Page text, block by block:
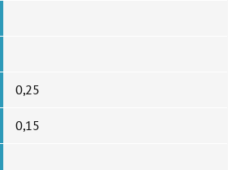
0,25
0,15